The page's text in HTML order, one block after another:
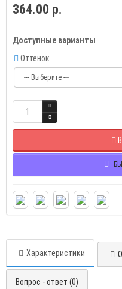
364.00 р.
Доступные варианты
Оттенок
Характеристики
Вопрос - ответ (0)